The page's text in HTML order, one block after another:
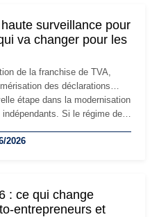
surveillance pour
va changer pour les
de la franchise de TVA,
des déclarations…
étape dans la modernisation
Si le régime de
à un environnement
2026
: ce qui change
entrepreneurs et